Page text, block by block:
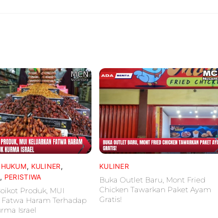
HUKUM, KULINER,
, PERISTIWA
Produk, MUI
Haram Terhadap
Israel
KULINER
Buka Outlet Baru, Mont Fried
Chicken Tawarkan Paket Ayam
Gratis!